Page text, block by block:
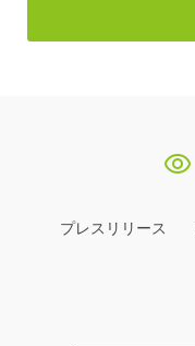
プレスリリース